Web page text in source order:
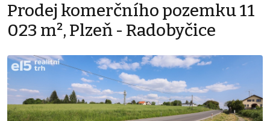
Prodej komerčního pozemku 11
023 m², Plzeň - Radobyčice